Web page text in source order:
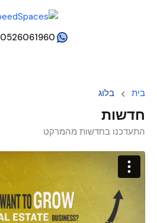
0526061960
בית בלוג
חדשות
התעדכנו בחדשות מהמרקט